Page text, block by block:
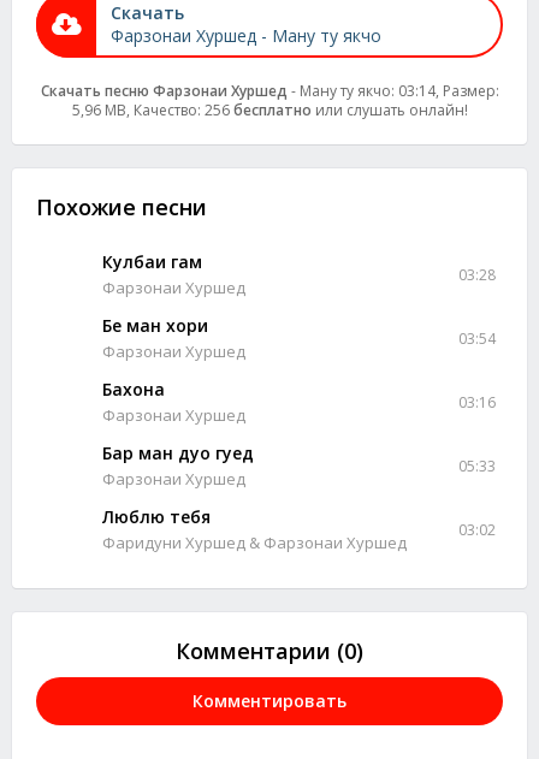
Скачать
Фарзонаи Хуршед - Ману ту якчо
Скачать песню Фарзонаи Хуршед - Ману ту якчо: 03:14, Размер:
5,96 MB, Качество: 256бесплатно или слушать онлайн!
Похожие песни
Кулбаи гам
Фарзонаи Хуршед
03:28
Бе ман хори
Фарзонаи Хуршед
03:54
Бахона
Фарзонаи Хуршед
03:16
Бар ман дуо гуед
Фарзонаи Хуршед
05:33
Люблю тебя
Фаридуни Хуршед & Фарзонаи Хуршед
03:02
Комментарии (0)
Комментировать